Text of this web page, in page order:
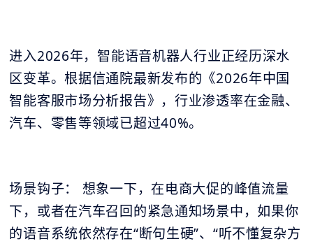
进入2026年，智能语音机器人行业正经历深水
区变革。根据信通院最新发布的《2026年中国
智能客服市场分析报告》，行业渗透率在金融、
汽车、零售等领域已超过40%。
场景钩子： 想象一下，在电商大促的峰值流量
下，或者在汽车召回的紧急通知场景中，如果你
的语音系统依然存在“断句生硬”、“听不懂复杂方